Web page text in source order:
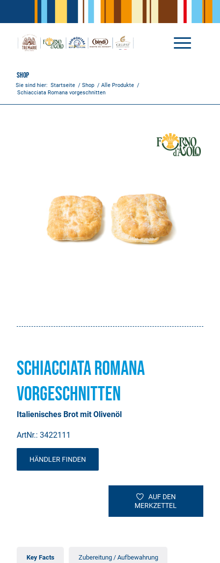
Shop
Sie sind hier: Startseite / Shop / Alle Produkte /
Schiacciata Romana vorgeschnitten
Schiacciata Romana
vorgeschnitten
Italienisches Brot mit Olivenöl
ArtNr.: 3422111
HÄNDLER FINDEN
AUF DEN
MERKZETTEL
Key Facts Zubereitung / Aufbewahrung